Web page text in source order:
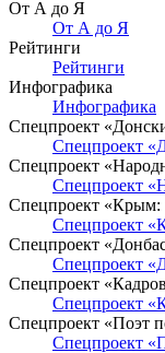
От А до Я
От А до Я
Рейтинги
Рейтинги
Инфографика
Инфографика
Спецпроект
Спецпроект
Спецпроект
Спецпроект
Спецпроект «Крым:
Спецпроект
Спецпроект
Спецпроект
Спецпроект
Спецпроект
Спецпроект «Поэт
Спецпроект